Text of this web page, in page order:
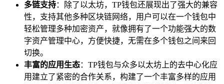
多链支持：除了以太坊，TP钱包还展现出了强大的兼容
性，支持其他多种区块链网络，用户可以在一个钱包中
轻松管理多种加密资产，就像拥有了一个功能强大的数
字资产管理中心，方便快捷，无需在多个钱包之间来回
切换。
丰富的应用生态：TP钱包与众多以太坊上的去中心化应
用建立了紧密的合作关系，构建了一个丰富多样的应用